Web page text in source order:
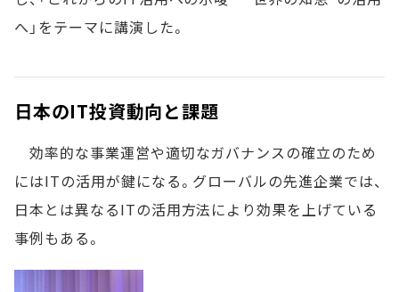
へ」をテーマに講演した。
日本のIT投資動向と課題
効率的な事業運営や適切なガバナンスの確立のため
にはITの活用が鍵になる。グローバルの先進企業では、
日本とは異なるITの活用方法により効果を上げている
事例もある。